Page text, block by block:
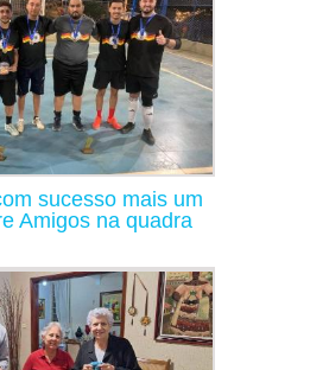
sucesso mais um
Amigos na quadra